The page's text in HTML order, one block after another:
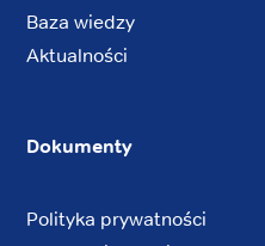
Baza wiedzy
Aktualności
Dokumenty
Polityka prywatności